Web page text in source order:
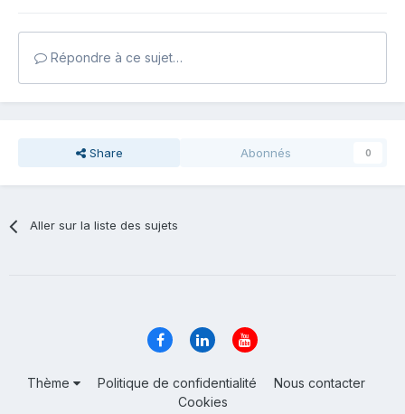
Répondre à ce sujet…
Share Abonnés 0
Aller sur la liste des sujets
Thème Politique de confidentialité
Nous contacter
Cookies